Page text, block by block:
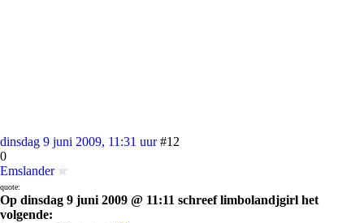
dinsdag 9 juni 2009, 11:31 uur #12
0
Emslander
quote:
Op dinsdag 9 juni 2009 @ 11:11 schreef limbolandjgirl het
volgende: